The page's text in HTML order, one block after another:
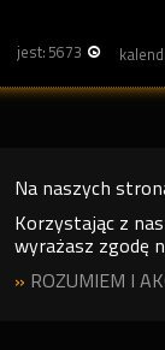
jest: 5673
Na naszych
Korzystając z
wyrażasz zgodę
» ROZUMIEM I